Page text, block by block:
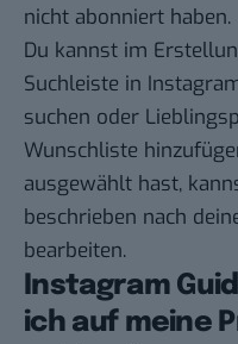
nicht abonniert haben.
Du kannst im
Suchleiste in
suchen oder
Wunschliste
ausgewählt hast,
beschrieben nach
bearbeiten.
Instagram
ich auf meine